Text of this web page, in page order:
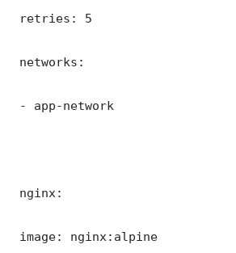
retries: 5
networks:
- app-network
nginx:
image: nginx:alpine